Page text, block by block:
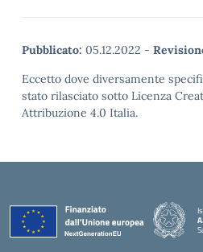
Pubblicato: 05.12.2022 -
Eccetto dove diversamente
stato rilasciato sotto Licenza
Attribuzione 4.0 Italia.